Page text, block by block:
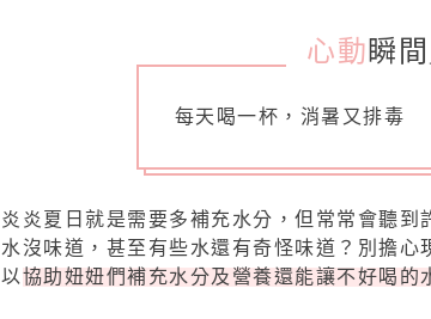
心動 瞬間
每天喝一杯，消暑又排毒
炎炎夏日就是需要多補充水分，但常常會聽到
水沒味道，甚至有些水還有奇怪味道？別擔心
以協助妞妞們補充水分及營養還能讓不好喝的